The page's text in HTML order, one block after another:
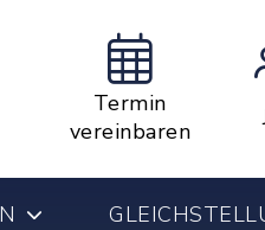
Termin
vereinbaren